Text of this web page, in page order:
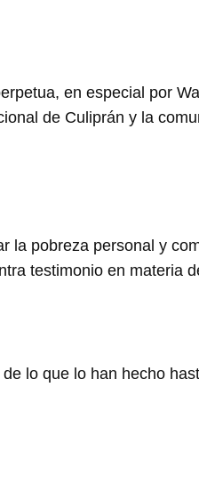
en especial por
de Culiprán y la
la pobreza personal y
testimonio en materia
lo que lo han hecho